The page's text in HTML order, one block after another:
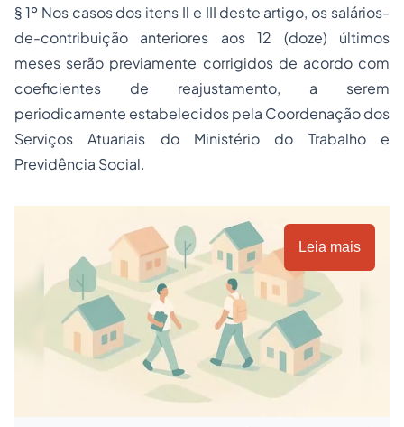
§ 1º Nos casos dos itens Il e III deste artigo, os salários-
de-contribuição anteriores aos 12 (doze) últimos
meses serão previamente corrigidos de acordo com
coeficientes de reajustamento, a serem
periodicamente estabelecidos pela Coordenação dos
Serviços Atuariais do Ministério do Trabalho e
Previdência Social.
Leia mais